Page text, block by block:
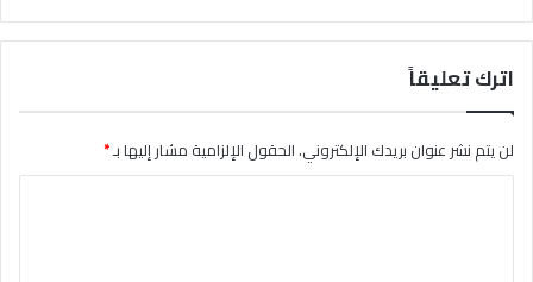
اترك تعليقاً
لن يتم نشر عنوان بريدك الإلكتروني.الحقول الإلزامية مشار إليها بـ*